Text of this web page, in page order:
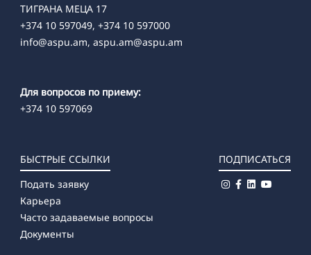
ТИГРАНА МЕЦА 17
+374 10 597049, +374 10 597000
info@aspu.am, aspu.am@aspu.am
Для вопросов по приему:
+374 10 597069
БЫСТРЫЕ ССЫЛКИ
Подать заявку
Карьера
Часто задаваемые вопросы
Документы
ПОДПИСАТЬСЯ